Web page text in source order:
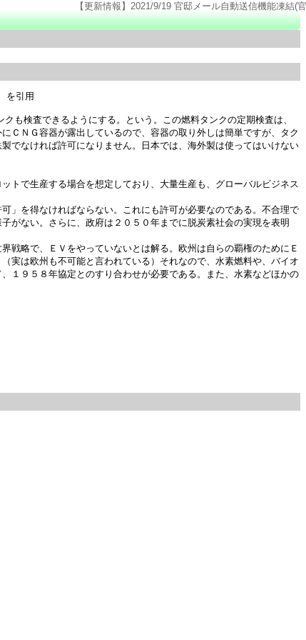
を引用
も検査できるようにする。という。この燃料タンクの定期検査は、
ＣＮＧ容器が露出しているので、容器の取り外しは簡単ですが、タク
でなければ許可になりません。日本では、海外製は使ってはいけない
トで生産する場合を想定しており、大量生産も、グローバルビジネス
」を得なければならない。これにも許可が必要なのである。不合理で
がない。さらに、政府は２０５０年までに脱炭素社会の実現を表明
戦略で、ＥＶをやっていないとは解る。欧州は自らの覇権のためにＥ
実は欧州も不可能と言われている）それなので、水素燃料や、バイオ
１９５８年協定とのすり合わせが必要である。また、水素などほかの
【更新情報】2021/9/19 官邸メール自動送信機能凍結(